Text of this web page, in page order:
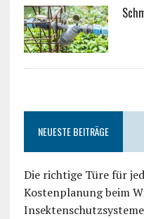
NEUESTE BEITRÄGE
Die richtige Türe für
Kostenplanung beim